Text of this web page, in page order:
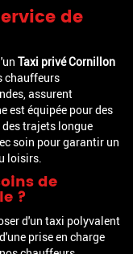
de
Taxi privé Cornillon
chauffeurs
assurent
est équipée pour des
trajets longue
soin pour garantir un
loisirs.
de
?
d'un taxi polyvalent
prise en charge